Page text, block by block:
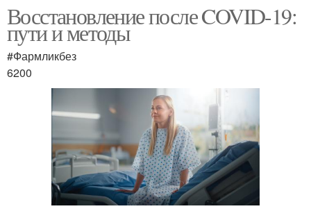
Восстановление после COVID-19:
пути и методы
#Фармликбез
6200